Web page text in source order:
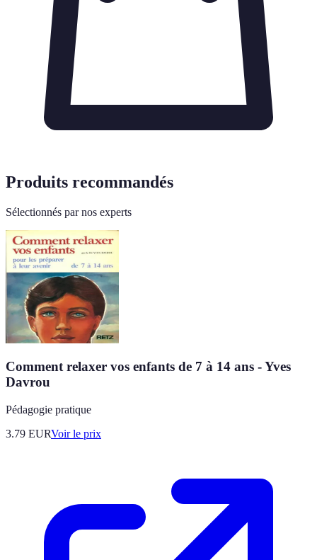
Produits recommandés
Sélectionnés par nos experts
Comment relaxer vos enfants de 7 à 14 ans - Yves
Davrou
Pédagogie pratique
3.79 EURVoir le prix